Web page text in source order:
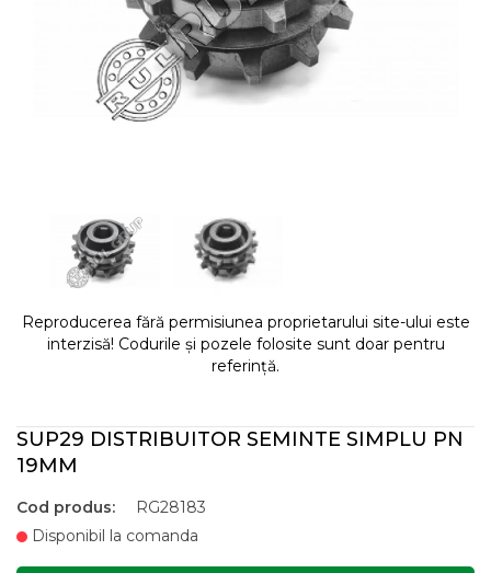
Reproducerea fără permisiunea proprietarului site-ului este
interzisă! Codurile și pozele folosite sunt doar pentru
referință.
SUP29 DISTRIBUITOR SEMINTE SIMPLU PN
19MM
Cod produs:
RG28183
Disponibil la comanda